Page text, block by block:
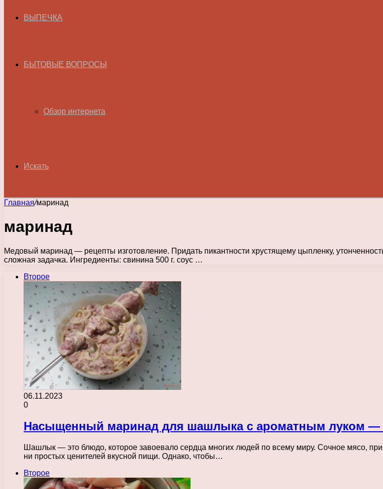
ВЫПЕЧКА
БЫТОВЫЕ ВОПРОСЫ
Обзор интернета
Искать
Главная/маринад
маринад
Медовый маринад — рецепты изготовление. Придать пикантности хрустящему цыпленку,
сложная задачка. Ингредиенты: свинина 500 г. соус …
Второе
06.11.2023
0
Насыщенный маринад для шашлыка с ароматным луком —
Шашлык — это блюдо, которое завоевало сердца многих людей по всему миру. Сочное мясо,
ни простых ценителей вкусной пищи. Однако, чтобы…
Второе